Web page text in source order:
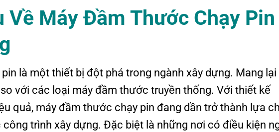
Về Máy Đầm Thước Chạy Pin
là một thiết bị đột phá trong ngành xây dựng. Mang lại
với các loại máy đầm thước truyền thống. Với thiết kế
quả, máy đầm thước chạy pin đang dần trở thành lựa
trình xây dựng. Đặc biệt là những nơi có điều kiện